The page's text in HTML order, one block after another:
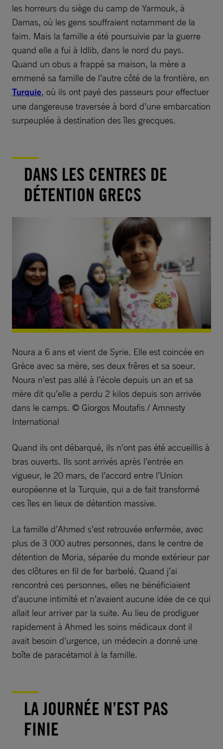
les horreurs du siège du camp de Yarmouk, à
Damas, où les gens souffraient notamment de la
faim. Mais la famille a été poursuivie par la guerre
quand elle a fui à Idlib, dans le nord du pays.
Quand un obus a frappé sa maison, la mère a
emmené sa famille de l’autre côté de la frontière, en
Turquie, où ils ont payé des passeurs pour effectuer
une dangereuse traversée à bord d’une embarcation
surpeuplée à destination des îles grecques.
DANS LES CENTRES DE
DÉTENTION GRECS
Noura a 6 ans et vient de Syrie. Elle est coincée en
Grèce avec sa mère, ses deux frêres et sa soeur.
Noura n’est pas allé à l’école depuis un an et sa
mère dit qu’elle a perdu 2 kilos depuis son arrivée
dans le camps. © Giorgos Moutafis / Amnesty
International
Quand ils ont débarqué, ils n’ont pas été accueillis à
bras ouverts. Ils sont arrivés après l’entrée en
vigueur, le 20 mars, de l’accord entre l’Union
européenne et la Turquie, qui a de fait transformé
ces îles en lieux de détention massive.
La famille d’Ahmed s’est retrouvée enfermée, avec
plus de 3 000 autres personnes, dans le centre de
détention de Moria, séparée du monde extérieur par
des clôtures en fil de fer barbelé. Quand j’ai
rencontré ces personnes, elles ne bénéficiaient
d’aucune intimité et n’avaient aucune idée de ce qui
allait leur arriver par la suite. Au lieu de prodiguer
rapidement à Ahmed les soins médicaux dont il
avait besoin d’urgence, un médecin a donné une
boîte de paracétamol à la famille.
LA JOURNÉE N’EST PAS
FINIE